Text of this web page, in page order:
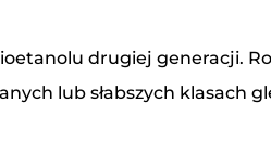
drugiej generacji.
lub słabszych klasach